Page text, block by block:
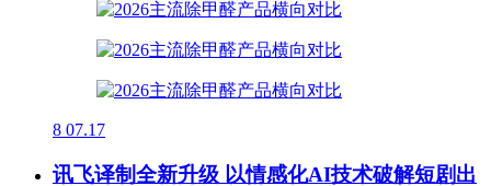
8 07.17
讯飞译制全新升级 以情感化AI技术破解短剧出